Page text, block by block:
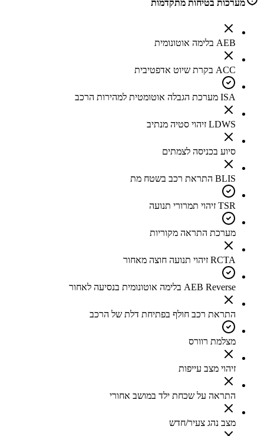
מערכות בטיחות מתקדמות
AEB בלימה אוטונומית
ACC בקרת שיוט אדפטיבית
ISA מערכת הגבלה אוטומטית למהירות הרכב
LDWS זיהוי סטיה מנתיב
סיוע בכניסה לצמתים
BLIS התראת רכב בשטח מת
TSR זיהוי תמרורי תנועה
מערכת התראה מקוריות
RCTA זיהוי תנועה חוצה מאחור
AEB Reverse בלימה אוטונומית בנסיעה לאחור
התראת רכב חולף בפתיחת דלת של הרכב
מצלמת רוורס
זיהוי מצב עייפות
התראה על שכחת ילד במושב אחורי
מצב נהג צעיר/חדש